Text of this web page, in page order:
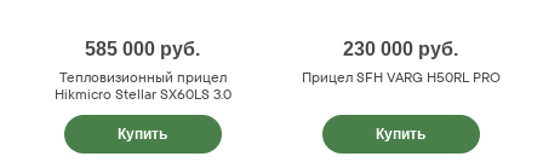
585 000 руб.
Тепловизионный прицел
Hikmicro Stellar SX60LS 3.0
Купить
230 000 руб.
Прицел SFH VARG H50RL PRO
Купить